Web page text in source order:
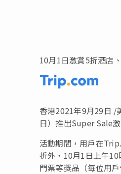
10月1日激賞5折酒店
香港2021年9月29日
日）推出Super Sale激
活動期間，用戶在
折外，10月1日上午
門票等獎品（每位用